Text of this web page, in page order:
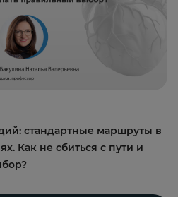
стандартные маршруты в
Как не сбиться с пути и